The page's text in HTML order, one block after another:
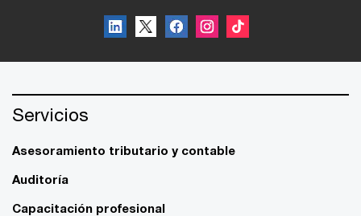
Servicios
Asesoramiento tributario y contable
Auditoría
Capacitación profesional